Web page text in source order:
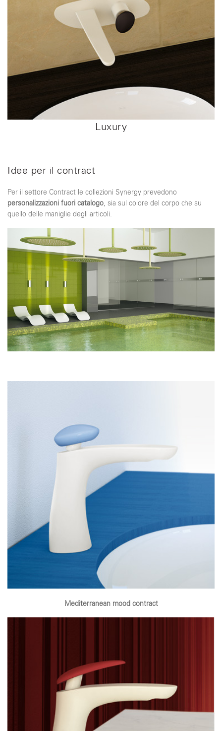
Luxury
Idee per il contract
Per il settore Contract le collezioni Synergy prevedono
personalizzazioni fuori catalogo, sia sul colore del corpo che su
quello delle maniglie degli articoli.
Mediterranean mood contract